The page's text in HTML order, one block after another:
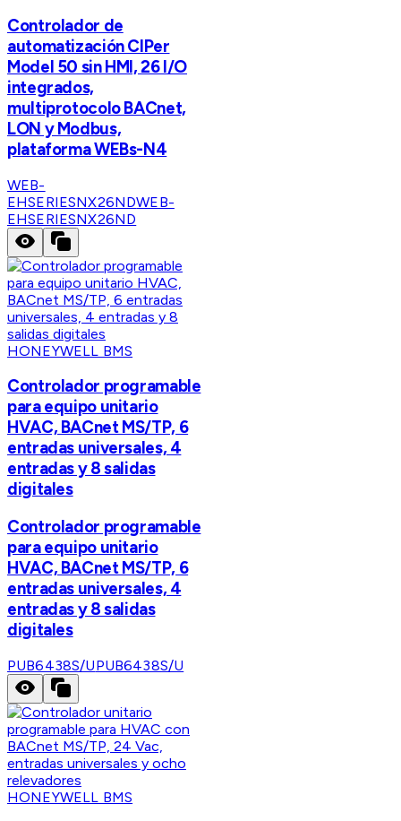
Controlador de
automatización CIPer
Model 50 sin HMI, 26 I/O
integrados,
multiprotocolo BACnet,
LON y Modbus,
plataforma WEBs-N4
WEB-
EHSERIESNX26NDWEB-
EHSERIESNX26ND
HONEYWELL BMS
Controlador programable
para equipo unitario
HVAC, BACnet MS/TP, 6
entradas universales, 4
entradas y 8 salidas
digitales
Controlador programable
para equipo unitario
HVAC, BACnet MS/TP, 6
entradas universales, 4
entradas y 8 salidas
digitales
PUB6438S/UPUB6438S/U
HONEYWELL BMS